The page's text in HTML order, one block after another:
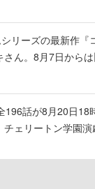
リーズの最新作
ん。8月7日から
196話が8月20日
ェリートン学園